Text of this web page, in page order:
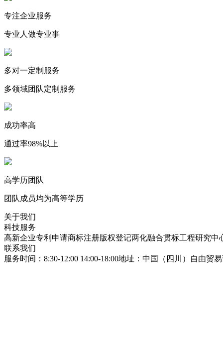
专注企业服务
专业人做专业事
多对一定制服务
多领域团队定制服务
成功率高
通过率98%以上
高学历团队
团队成员均为高等学历
关于我们
科技服务
高新企业专利申请商标注册版权登记两化融合贯标工程研究中
联系我们
服务时间：8:30-12:00 14:00-18:00地址：中国（四川）自由贸